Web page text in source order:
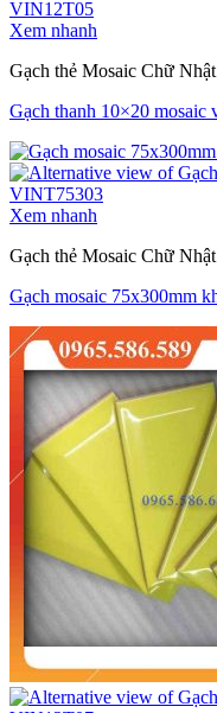
Xem nhanh
Gạch thẻ Mosaic Chữ Nhật
Gạch thanh 10×20
Xem nhanh
Gạch thẻ Mosaic Chữ Nhật
Gạch mosaic 75x300mm